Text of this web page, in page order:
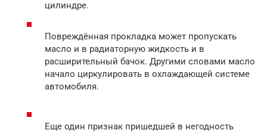
цилиндре.
Повреждённая прокладка может пропускать
масло и в радиаторную жидкость и в
расширительный бачок. Другими словами масло
начало циркулировать в охлаждающей системе
автомобиля.
Еще один признак пришедшей в негодность